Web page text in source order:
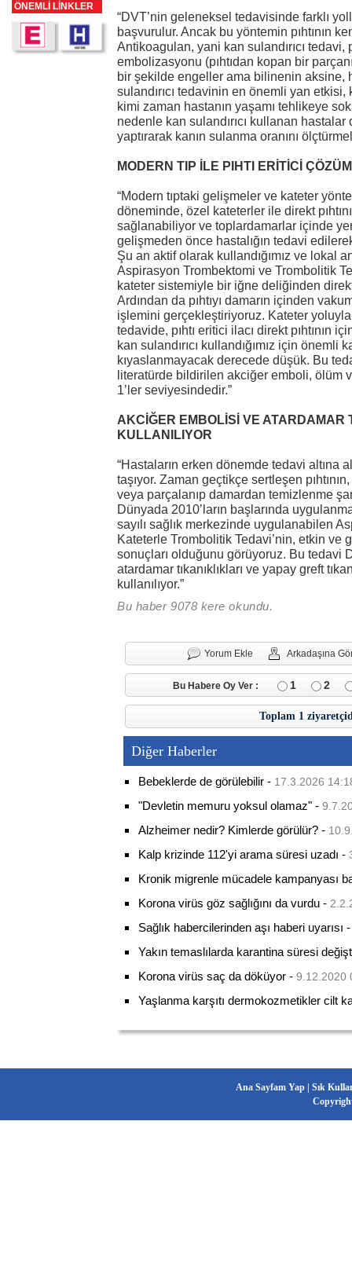
ÖNEMLİ LİNKLER
“DVT’nin geleneksel tedavisinde farklı
başvurulur. Ancak bu yöntemin pıhtının
Antikoagulan, yani kan sulandırıcı tedavi,
embolizasyonu (pıhtıdan kopan bir
bir şekilde engeller ama bilinenin aksine,
sulandırıcı tedavinin en önemli yan
kimi zaman hastanın yaşamı tehlikeye
nedenle kan sulandırıcı kullanan
yaptırarak kanın sulanma oranını
MODERN TIP İLE PIHTI ERİTİCİ ÇÖZÜM
“Modern tıptaki gelişmeler ve kateter
döneminde, özel kateterler ile direkt
sağlanabiliyor ve toplardamarlar içinde
gelişmeden önce hastalığın tedavi
Şu an aktif olarak kullandığımız ve lokal
Aspirasyon Trombektomi ve Trombolitik
kateter sistemiyle bir iğne deliğinden
Ardından da pıhtıyı damarın içinden
işlemini gerçekleştiriyoruz. Kateter yoluyla
tedavide, pıhtı eritici ilacı direkt pıhtının
kan sulandırıcı kullandığımız için önemli
kıyaslanmayacak derecede düşük. Bu
literatürde bildirilen akciğer emboli, ölüm
1’ler seviyesindedir.”
AKCİĞER EMBOLİSİ VE
KULLANILIYOR
“Hastaların erken dönemde tedavi altına
taşıyor. Zaman geçtikçe sertleşen
veya parçalanıp damardan temizlenme
Dünyada 2010’ların başlarında
sayılı sağlık merkezinde uygulanabilen
Kateterle Trombolitik Tedavi’nin, etkin ve
sonuçları olduğunu görüyoruz. Bu tedavi
atardamar tıkanıklıkları ve yapay greft
kullanılıyor.”
Bu haber 9078 kere okundu.
Yorum Ekle Arkadaşına
Bu Habere Oy Ver : 1 2
Toplam 1
Diğer Haberler
Bebeklerde de görülebilir - 17.3.2026
"Devletin memuru yoksul olamaz" -
Alzheimer nedir? Kimlerde görülür? -
Kalp krizinde 112'yi arama süresi uzadı -
Kronik migrenle mücadele kampanyası
Korona virüs göz sağlığını da vurdu -
Sağlık habercilerinden aşı haberi uyarısı
Yakın temaslılarda karantina süresi
Korona virüs saç da döküyor - 9.12.2020
Yaşlanma karşıtı dermokozmetikler cilt
Ana Sayfam Yap
Sık